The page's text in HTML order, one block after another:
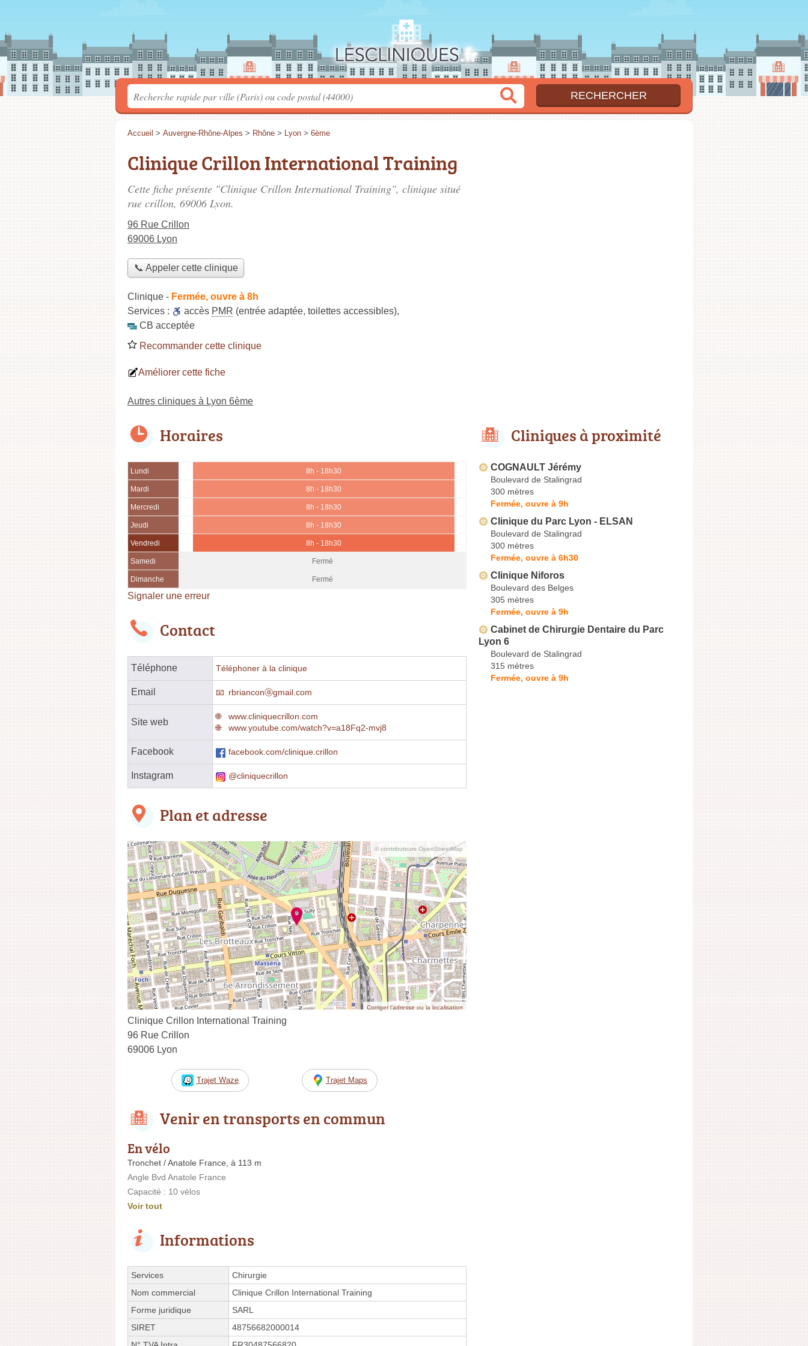
Accueil > Auvergne-Rhône-Alpes > Rhône > Lyon > 6ème
Clinique Crillon International Training
Cette fiche présente "Clinique Crillon International Training", clinique situé
rue crillon, 69006 Lyon.
96 Rue Crillon
69006 Lyon
📞 Appeler cette clinique
Clinique - Fermée, ouvre à 8h
Services :
accès PMR (entrée adaptée, toilettes accessibles),
CB acceptée
Recommander cette clinique
Améliorer cette fiche
Autres cliniques à Lyon 6ème
Horaires
Lundi 8h - 18h30
Mardi 8h - 18h30
Mercredi 8h - 18h30
Jeudi 8h - 18h30
Vendredi 8h - 18h30
Samedi Fermé
Dimanche Fermé
Signaler une erreur
Contact
Téléphone Téléphoner à la clinique
Email rbrianconⓐgmail.com
Site web
www.cliniquecrillon.com
www.youtube.com/watch?v=a18Fq2-mvj8
Facebook facebook.com/clinique.crillon
Instagram @cliniquecrillon
Plan et adresse
© contributeurs OpenStreetMap
Corriger l’adresse ou la localisation
Clinique Crillon International Training
96 Rue Crillon
69006 Lyon
Trajet Waze Trajet Maps
Venir en transports en commun
En vélo
Tronchet / Anatole France, à 113 m
Angle Bvd Anatole France
Capacité : 10 vélos
Voir tout
Informations
Services
Chirurgie
Nom commercial
Clinique Crillon International Training
Forme juridique
SARL
SIRET
48756682000014
Cliniques à proximité
COGNAULT Jérémy
Boulevard de Stalingrad
300 mètres
Fermée, ouvre à 9h
Clinique du Parc Lyon - ELSAN
Boulevard de Stalingrad
300 mètres
Fermée, ouvre à 6h30
Clinique Niforos
Boulevard des Belges
305 mètres
Fermée, ouvre à 9h
Cabinet de Chirurgie Dentaire du Parc
Lyon 6
Boulevard de Stalingrad
315 mètres
Fermée, ouvre à 9h